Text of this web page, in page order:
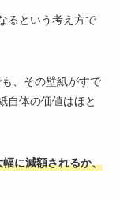
るという考え方で
、その壁紙がすで
自体の価値はほと
に減額されるか、